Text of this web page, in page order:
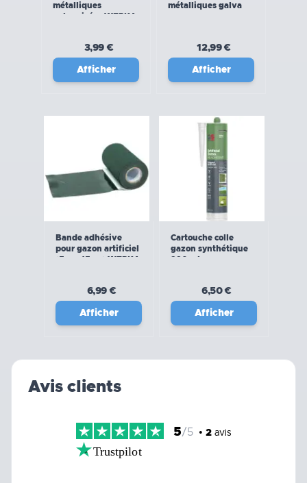
métalliques
galvanisées WERKA
3,99 €
Afficher
métalliques galva
12,99 €
Afficher
Bande adhésive
pour gazon artificiel
(5m x 15cm) WERKA
6,99 €
Afficher
Cartouche colle
gazon synthétique
290 ml
6,50 €
Afficher
Avis clients
5/5 • 2avis
Trustpilot